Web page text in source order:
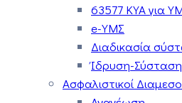
63577 ΚΥΑ για
e-ΥΜΣ
Διαδικασία
Ίδρυση-Σύσταση
Ασφαλιστικοί